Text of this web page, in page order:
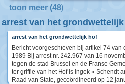
toon meer (48)
arrest van het
arrest van het grondwettelijk hof
Bericht voorgeschreven bij artikel 74 van
1989 Bij arrest nr. 242.967 van 16
tegen de stad Brussel en de Franse
ter griffie van het Hof is ingek « Schendt
Raad van State, gecoördineerd op 12